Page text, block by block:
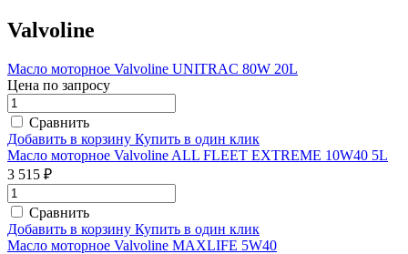
Valvoline
Масло моторное Valvoline UNITRAC 80W 20L
Цена по запросу
Сравнить
Добавить в корзину Купить в один клик
Масло моторное Valvoline ALL FLEET EXTREME 10W40 5L
3 515 ₽
Сравнить
Добавить в корзину Купить в один клик
Масло моторное Valvoline MAXLIFE 5W40